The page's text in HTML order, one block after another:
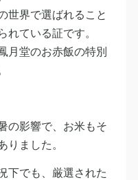
世界で選ばれること
れている証です。
月堂のお赤飯の特別
の影響で、お米もそ
りました。
下でも、厳選された